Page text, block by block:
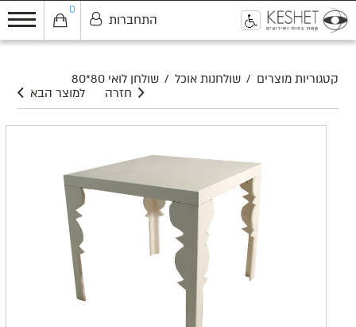
0
התחברות
קטגוריות מוצרים / שולחנות אוכל / שולחן לואי 80*80
למוצר הבא
חזרה